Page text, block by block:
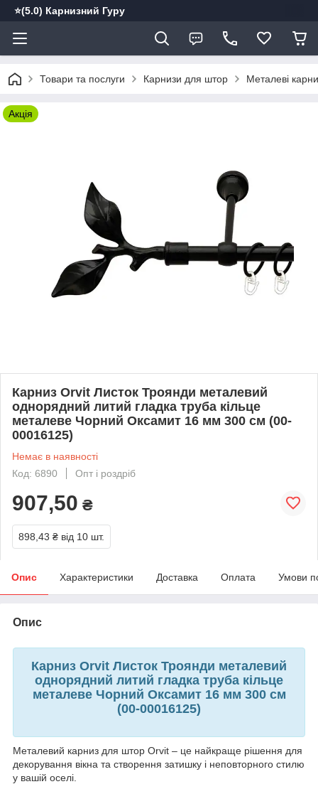
⭐️(5.0) Карнизний Гуру
Товари та послуги Карнизи для штор Металеві
Акція
Карниз Orvit Листок Троянди металевий
однорядний литий гладка труба кільце
металеве Чорний Оксамит 16 мм 300 см (00-
00016125)
Немає в наявності
Код: 6890
Опт і роздріб
907,50 ₴
898,43 ₴ від 10 шт.
Опис Характеристики Доставка Оплата Умови
Опис
Карниз Orvit Листок Троянди металевий
однорядний литий гладка труба кільце
металеве Чорний Оксамит 16 мм 300 см
(00-00016125)
Металевий карниз для штор Orvit – це найкраще рішення для
декорування вікна та створення затишку і неповторного стилю
у вашій оселі.